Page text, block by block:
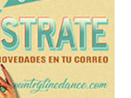
a la web. Puedes
vídeos tutoriales y
Recibirás en tu
en el blog, como
puedes dar de baja
de estar registrado.